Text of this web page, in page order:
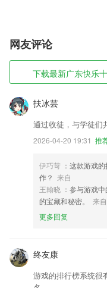
网友评论
下载最新广东快乐
扶冰芸
通过收徒，与学徒们
2026-04-20 19:31 推
伊巧苛 ：这款游戏
作？ 来自
王翰晓 ：参与游戏
的宝藏和秘密。
来自
更多回复
终友康
游戏的排行榜系统很